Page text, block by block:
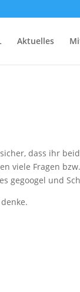
Aktuelles
dass ihr
viele Fragen
gegoogel und